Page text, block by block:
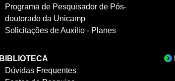
Programa de Pesquisador de Pós-
doutorado da Unicamp
Solicitações de Auxílio - Planes
BIBLIOTECA
Dúvidas Frequentes